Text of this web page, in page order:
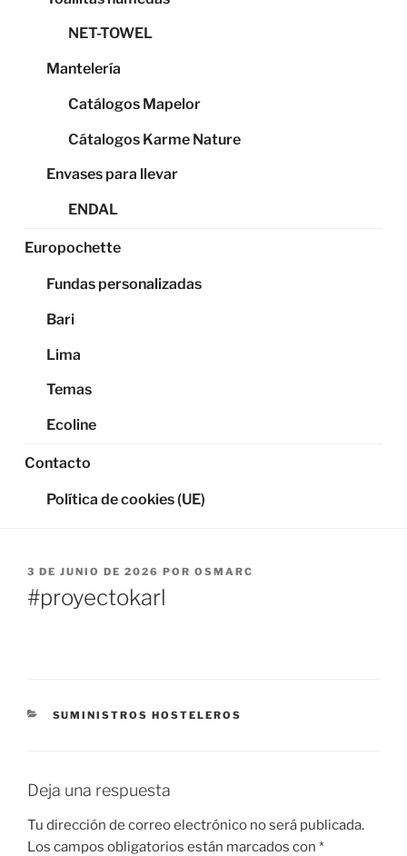
NET-TOWEL
Mantelería
Catálogos Mapelor
Cátalogos Karme Nature
Envases para llevar
ENDAL
Europochette
Fundas personalizadas
Bari
Lima
Temas
Ecoline
Contacto
Política de cookies (UE)
PUBLICADO
EL
3 DE JUNIO DE 2026 POR OSMARC
#proyectokarl
CATEGORÍAS
SUMINISTROS HOSTELEROS
Deja una respuesta
Tu dirección de correo electrónico no será publicada.
Los campos obligatorios están marcados con *